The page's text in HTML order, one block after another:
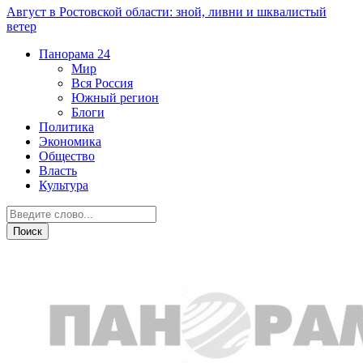
Август в Ростовской области: зной, ливни и шквалистый
ветер
Панорама 24
Мир
Вся Россия
Южный регион
Блоги
Политика
Экономика
Общество
Власть
Культура